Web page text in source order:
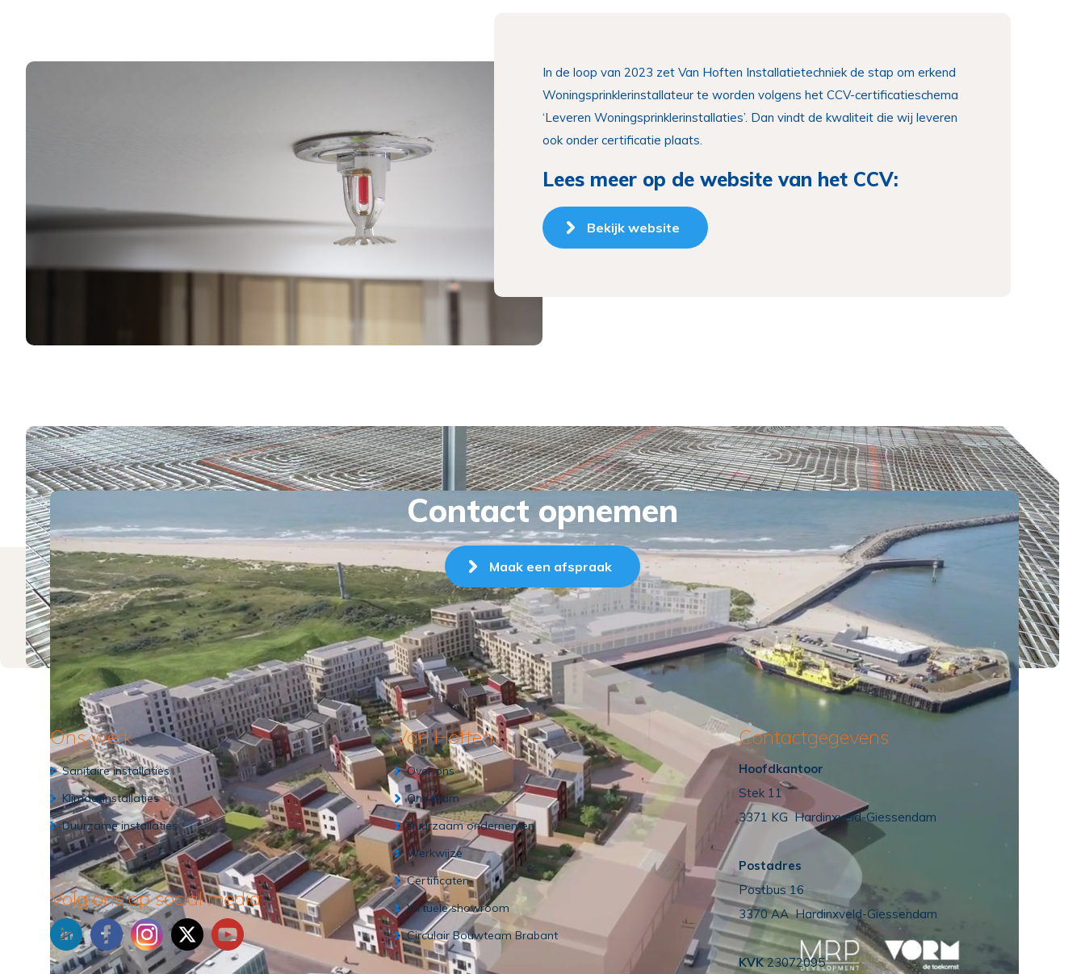
In de loop van 2023 zet Van Hoften Installatietechniek de stap om erkend
Woningsprinklerinstallateur te worden volgens het CCV-certificatieschema
‘Leveren Woningsprinklerinstallaties’. Dan vindt de kwaliteit die wij leveren
ook onder certificatie plaats.
Lees meer op de website van het CCV:
Bekijk website
Contact opnemen
Maak een afspraak
Ons werk
Sanitaire installaties
Klimaatinstallaties
Duurzame installaties
Volg ons op social media
Van Hoften
Over ons
Ons team
Duurzaam ondernemen
Werkwijze
Certificaten
Virtuele showroom
Circulair Bouwteam Brabant
Contactgegevens
Hoofdkantoor
Stek 11
3371 KG Hardinxveld-Giessendam
Postadres
Postbus 16
3370 AA Hardinxveld-Giessendam
KVK23072095